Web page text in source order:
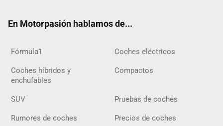
En Motorpasión hablamos de...
Fórmula1 Coches eléctricos
Coches híbridos y
enchufables
Compactos
SUV Pruebas de coches
Rumores de coches Precios de coches